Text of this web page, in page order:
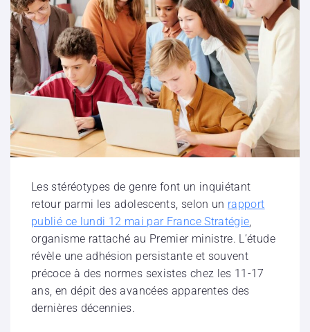
Les stéréotypes de genre font un inquiétant
retour parmi les adolescents, selon un rapport
publié ce lundi 12 mai par France Stratégie,
organisme rattaché au Premier ministre. L’étude
révèle une adhésion persistante et souvent
précoce à des normes sexistes chez les 11-17
ans, en dépit des avancées apparentes des
dernières décennies.